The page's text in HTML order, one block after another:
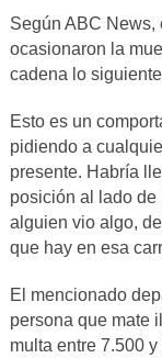
Según ABC News,
ocasionaron la
cadena lo
Esto es un
pidiendo a
presente. Habría
posición al lado de
alguien vio algo,
que hay en esa
El mencionado
persona que mate
multa entre 7.500